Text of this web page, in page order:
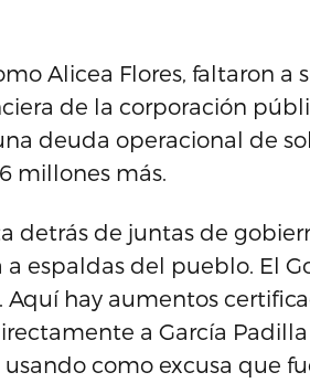
Alicea Flores, faltaron a
de la corporación
deuda operacional de
millones más.
detrás de juntas de
espaldas del pueblo. El
hay aumentos
a García
como excusa que